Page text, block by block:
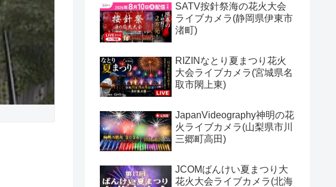
SATV按針祭海の花火大会
ライブカメラ(静岡県伊東市
渚町)
RIZINなとり夏まつり花火
大会ライブカメラ(宮城県名
取市閖上東)
JapanVideography神明の花
火ライブカメラ(山梨県市川
三郷町高田)
JCOMばんけい夏まつり大
花火大会ライブカメラ(北海